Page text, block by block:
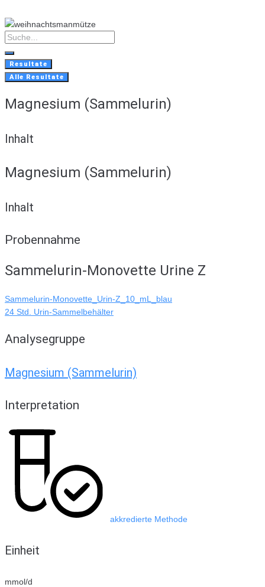
to
content
Search
...
Resultate
Alle Resultate
Magnesium (Sammelurin)
Inhalt
Magnesium (Sammelurin)
Inhalt
Probennahme
Sammelurin-Monovette Urine Z
Sammelurin-Monovette_Urin-Z_10_mL_blau
24 Std. Urin-Sammelbehälter
Analysegruppe
Magnesium (Sammelurin)
Interpretation
akkredierte Methode
Einheit
mmol/d